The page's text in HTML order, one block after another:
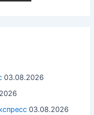
03.08.2026
03.08.2026